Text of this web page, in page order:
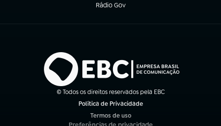
Rádio Gov
(abre em nova aba)
© Todos os direitos reservados pela EBC
Política de Privacidade
Termos de uso
(abre em nova aba)